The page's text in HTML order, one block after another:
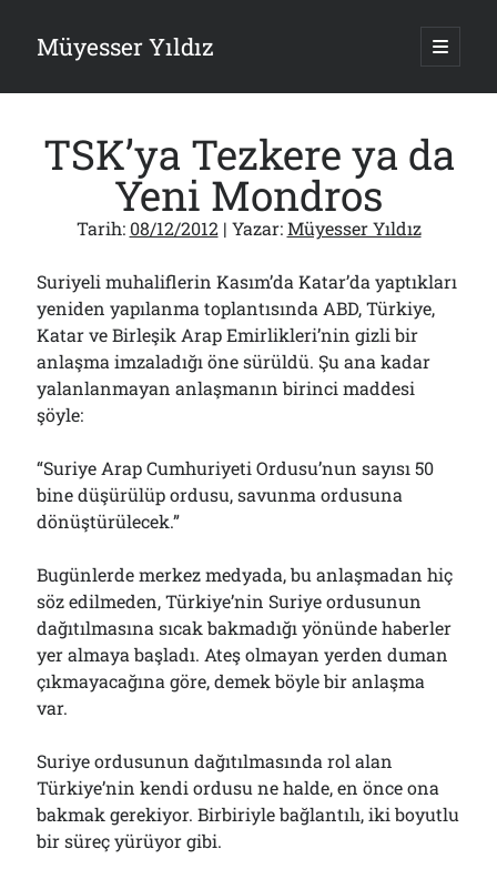
Müyesser Yıldız ana
Yan
Menü
Gazi’den Milletvekillerine Kurşun Gibi Sözler!..
07/08/2026
Türkiye 2.0’a Gidiş!..
15 Temmuz Soruları… Nasuh Mahruki’nin “Suçu”!..
03/08/2026
Er Gaziler 20 Gün Sonra Gelen MSB Heyetine Böyle İsyan Etti:“Bizi
01/08/2026
Papazın “Komutanı” Ayasofya ve Patrikhane İçin ABD’yi Göreve
Çağırdı!..
31/07/2026
Arşivler
Arşivler
TSK’ya Tezkere ya da
Yeni Mondros
Tarih: 08/12/2012| Yazar:Müyesser Yıldız
Suriyeli muhaliflerin Kasım’da Katar’da yaptıkları
yeniden yapılanma toplantısında ABD, Türkiye,
Katar ve Birleşik Arap Emirlikleri’nin gizli bir
anlaşma imzaladığı öne sürüldü. Şu ana kadar
yalanlanmayan anlaşmanın birinci maddesi
şöyle:
“Suriye Arap Cumhuriyeti Ordusu’nun sayısı 50
bine düşürülüp ordusu, savunma ordusuna
dönüştürülecek.”
Bugünlerde merkez medyada, bu anlaşmadan hiç
söz edilmeden, Türkiye’nin Suriye ordusunun
dağıtılmasına sıcak bakmadığı yönünde haberler
yer almaya başladı. Ateş olmayan yerden duman
çıkmayacağına göre, demek böyle bir anlaşma
var.
Suriye ordusunun dağıtılmasında rol alan
Türkiye’nin kendi ordusu ne halde, en önce ona
bakmak gerekiyor. Birbiriyle bağlantılı, iki boyutlu
bir süreç yürüyor gibi.